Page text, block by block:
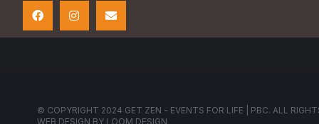
© COPYRIGHT 2024 GET ZEN - EVENTS FOR LIFE | PBC. ALL
WEB DESIGN BY LOOM DESIGN